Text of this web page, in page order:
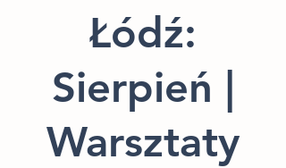
Łódź:
Sierpień |
Warsztaty